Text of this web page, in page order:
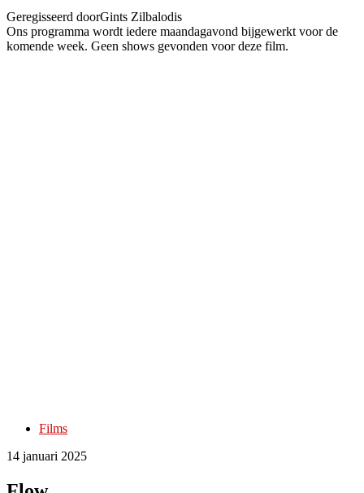
Geregisseerd doorGints Zilbalodis
Ons programma wordt iedere maandagavond bijgewerkt voor de
komende week. Geen shows gevonden voor deze film.
Films
14 januari 2025